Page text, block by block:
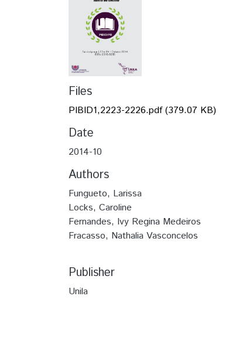
Files
PIBID1,2223-2226.pdf(379.07 KB)
Date
2014-10
Authors
Fungueto, Larissa
Locks, Caroline
Fernandes, Ivy Regina Medeiros
Fracasso, Nathalia Vasconcelos
Publisher
Unila